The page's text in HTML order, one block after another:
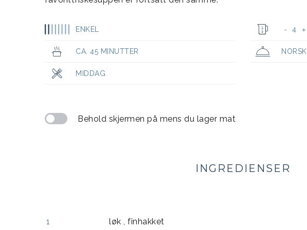
ENKEL - 4 +
CA. 45 MINUTTER NORSK
MIDDAG
Behold skjermen på mens du lager mat
INGREDIENSER
1 løk , finhakket